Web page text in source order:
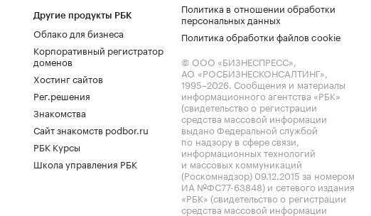
Другие продукты РБК
Облако для бизнеса
Корпоративный регистратор
доменов
Хостинг сайтов
Рег.решения
Знакомства
Сайт знакомств podbor.ru
РБК Курсы
Школа управления РБК
Политика в отношении обработки
персональных данных
Политика обработки файлов cookie
© ООО «БИЗНЕСПРЕСС»,
АО «РОСБИЗНЕСКОНСАЛТИНГ»,
1995–2026. Сообщения и материалы
информационного агентства «РБК»
(свидетельство о регистрации
средства массовой информации
выдано Федеральной службой
по надзору в сфере связи,
информационных технологий
и массовых коммуникаций
(Роскомнадзор) 09.12.2015 за номером
ИА №ФС77-63848) и сетевого издания
«РБК» (свидетельство о регистрации
средства массовой информации